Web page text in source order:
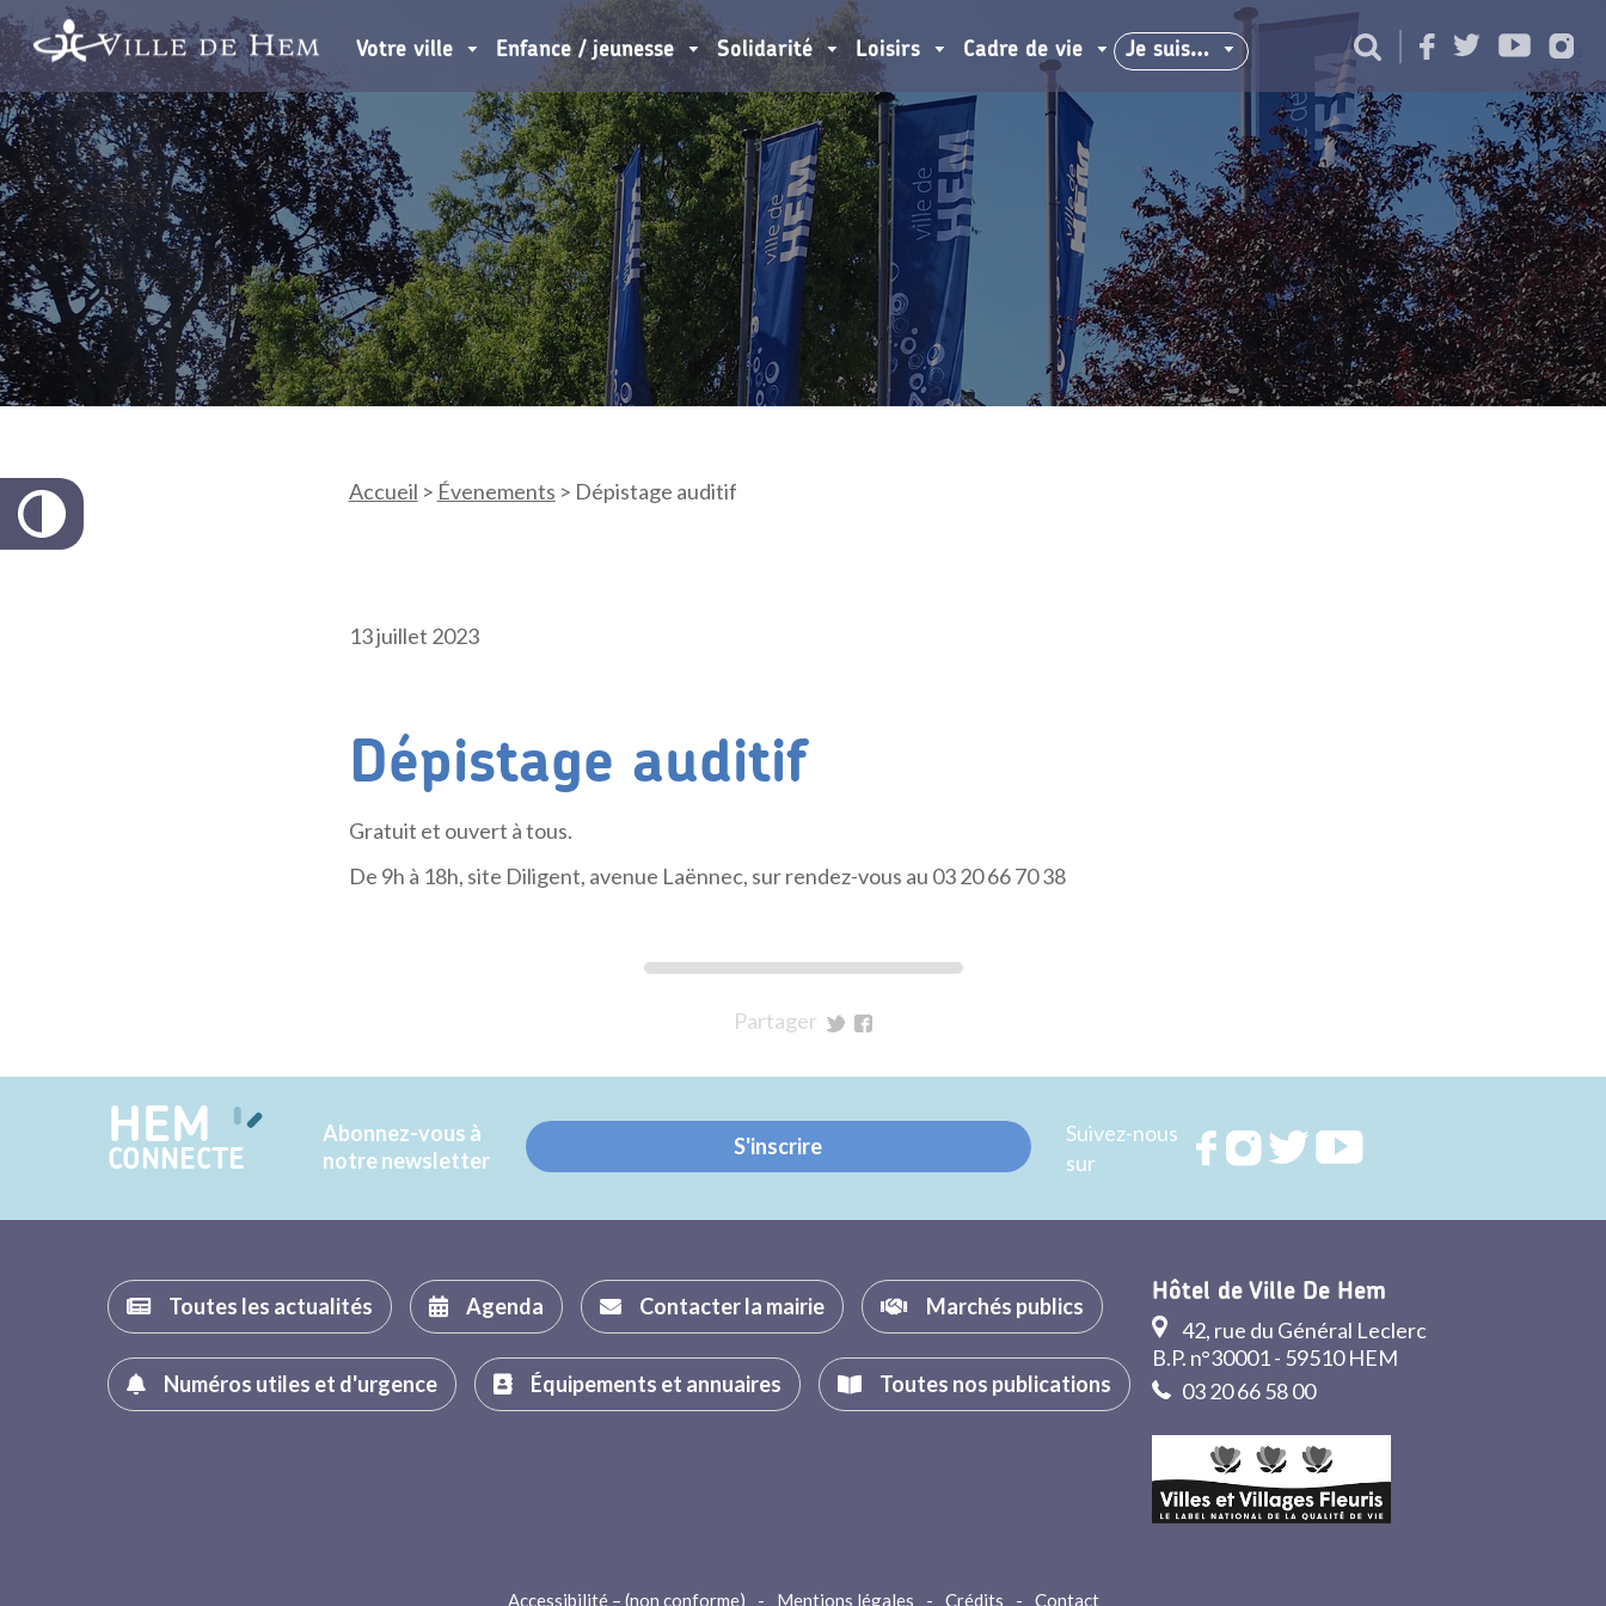
Votre ville Enfance / jeunesse Solidarité Loisirs Cadre de vie Je suis…
Accueil > Évenements > Dépistage auditif
13 juillet 2023
Dépistage auditif
Gratuit et ouvert à tous.
De 9h à 18h, site Diligent, avenue Laënnec, sur rendez-vous au 03 20 66 70 38
Partager
Twitter
Facebook
HEM
CONNECTE
Abonnez-vous à
notre newsletter
S'inscrire
Suivez-nous
sur
RejoignezRejoignezRejoignez
Toutes les actualités Agenda Contacter la mairie Marchés publics
Numéros utiles et d'urgence Équipements et annuaires Toutes nos publications
Hôtel de Ville De Hem
42, rue du Général Leclerc
B.P. n°30001 - 59510 HEM
03 20 66 58 00
Accessibilité – (non conforme) - Mentions légales - Crédits - Contact